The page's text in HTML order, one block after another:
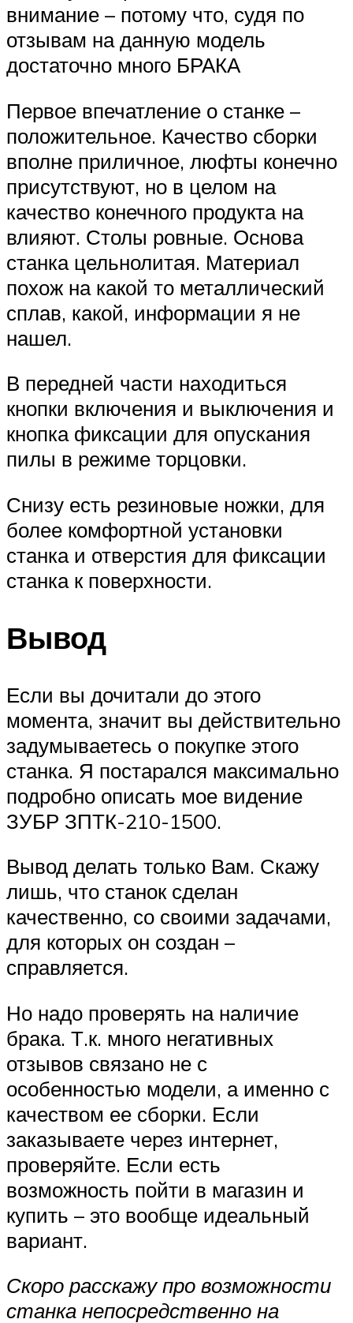
внимание – потому что, судя по
отзывам на данную модель
достаточно много БРАКА
Первое впечатление о станке –
положительное. Качество сборки
вполне приличное, люфты конечно
присутствуют, но в целом на
качество конечного продукта на
влияют. Столы ровные. Основа
станка цельнолитая. Материал
похож на какой то металлический
сплав, какой, информации я не
нашел.
В передней части находиться
кнопки включения и выключения и
кнопка фиксации для опускания
пилы в режиме торцовки.
Снизу есть резиновые ножки, для
более комфортной установки
станка и отверстия для фиксации
станка к поверхности.
Вывод
Если вы дочитали до этого
момента, значит вы действительно
задумываетесь о покупке этого
станка. Я постарался максимально
подробно описать мое видение
ЗУБР ЗПТК-210-1500.
Вывод делать только Вам. Скажу
лишь, что станок сделан
качественно, со своими задачами,
для которых он создан –
справляется.
Но надо проверять на наличие
брака. Т.к. много негативных
отзывов связано не с
особенностью модели, а именно с
качеством ее сборки. Если
заказываете через интернет,
проверяйте. Если есть
возможность пойти в магазин и
купить – это вообще идеальный
вариант.
Скоро расскажу про возможности
станка непосредственно на